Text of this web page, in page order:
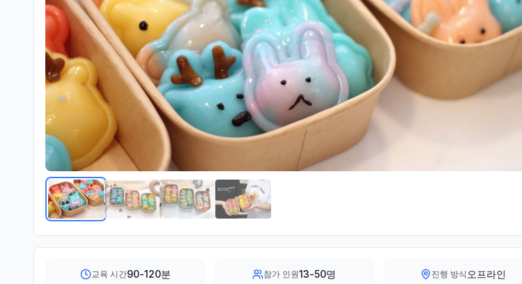
교육 시간90-120분 참가 인원13-50명 진행 방식 오프라인